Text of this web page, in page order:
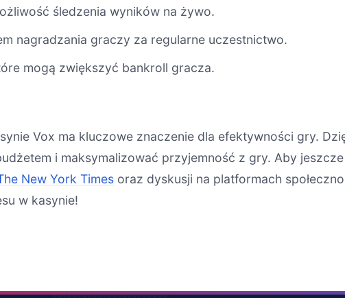
śledzenia wyników na żywo.
nagradzania graczy za regularne uczestnictwo.
mogą zwiększyć bankroll gracza.
Vox ma kluczowe znaczenie dla efektywności gry.
i maksymalizować przyjemność z gry. Aby
New York Timesoraz dyskusji na platformach
w kasynie!